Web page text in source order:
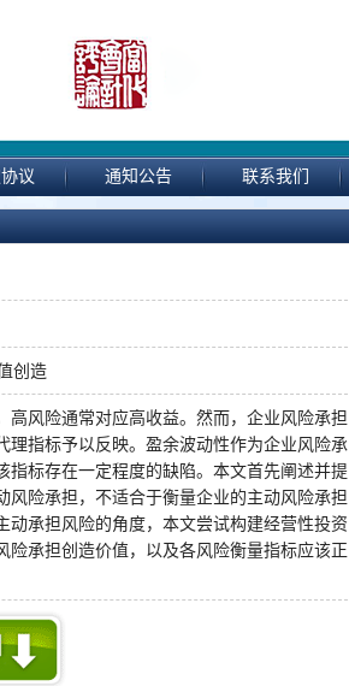
议 通知公告 联系我们
创造
风险通常对应高收益。然而，企业风险承担
指标予以反映。盈余波动性作为企业风险承
标存在一定程度的缺陷。本文首先阐述并提
险承担，不适合于衡量企业的主动风险承担
承担风险的角度，本文尝试构建经营性投资
承担创造价值，以及各风险衡量指标应该正